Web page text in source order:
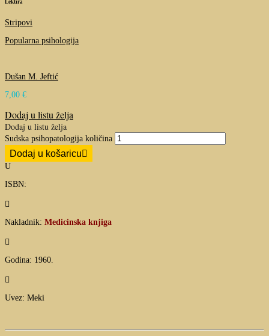
Lektira
Stripovi
Popularna psihologija
Dušan M. Jeftić
7,00 €
Dodaj u listu želja
Dodaj u listu želja
Sudska psihopatologija količina
Dodaj u košaricu
U
ISBN:

Nakladnik: Medicinska knjiga

Godina: 1960.

Uvez: Meki